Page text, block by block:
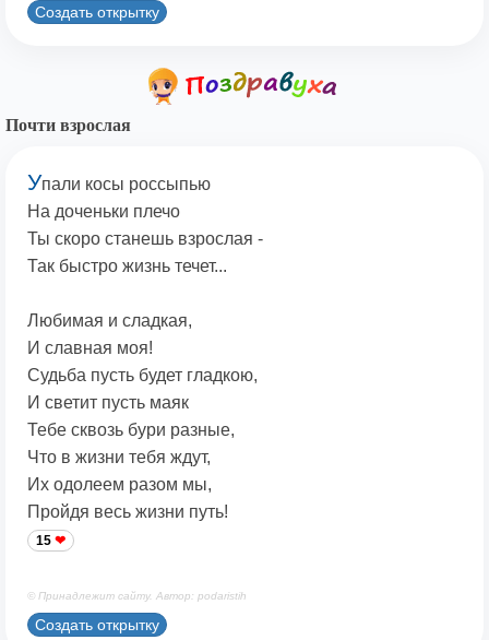
Создать открытку
Почти взрослая
Упали косы россыпью
На доченьки плечо
Ты скоро станешь взрослая -
Так быстро жизнь течет...
Любимая и сладкая,
И славная моя!
Судьба пусть будет гладкою,
И светит пусть маяк
Тебе сквозь бури разные,
Что в жизни тебя ждут,
Их одолеем разом мы,
Пройдя весь жизни путь!
15
© Принадлежит сайту. Автор: podaristih
Создать открытку